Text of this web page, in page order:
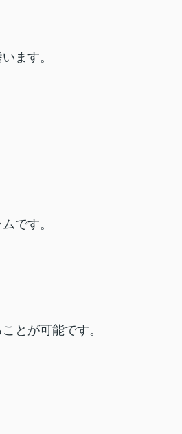
ます。
です。
とが可能です。